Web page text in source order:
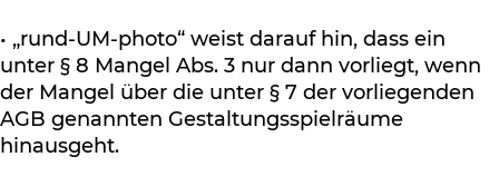
• „rund-UM-photo“ weist darauf hin, dass ein
unter § 8 Mangel Abs. 3 nur dann vorliegt, wenn
der Mangel über die unter § 7 der vorliegenden
AGB genannten Gestaltungsspielräume
hinausgeht.